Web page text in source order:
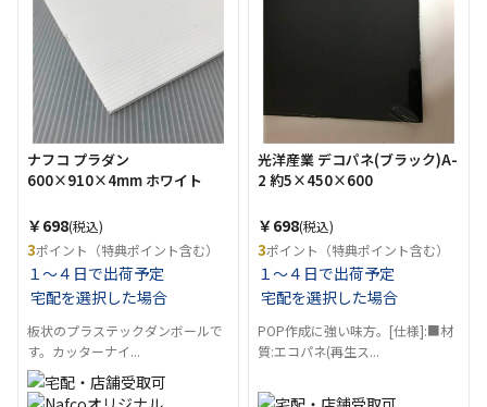
ナフコ プラダン
600×910×4mm ホワイト
￥698(税込)
3ポイント（特典ポイント含む）
１～４日で出荷予定
宅配を選択した場合
板状のプラステックダンボールで
す。カッターナイ...
光洋産業 デコパネ(ブラック)A-
2 約5×450×600
￥698(税込)
3ポイント（特典ポイント含む）
１～４日で出荷予定
宅配を選択した場合
POP作成に強い味方。[仕様]:■材
質:エコパネ(再生ス...